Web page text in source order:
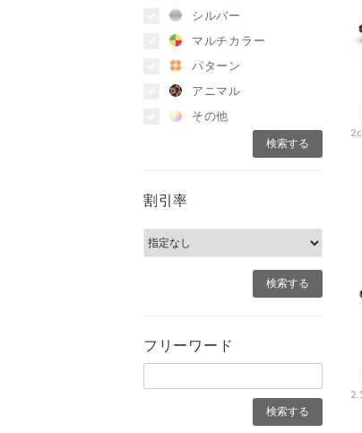
シルバー
マルチカラー
パターン
アニマル
その他
割引率
フリーワード